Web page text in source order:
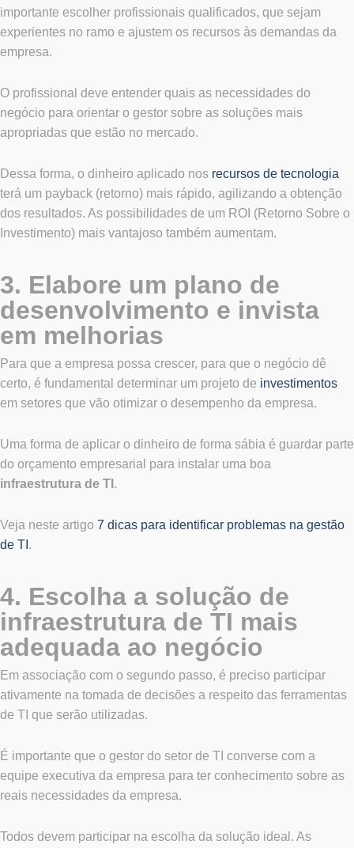
importante escolher profissionais qualificados, que sejam
experientes no ramo e ajustem os recursos às demandas da
empresa.
O profissional deve entender quais as necessidades do
negócio para orientar o gestor sobre as soluções mais
apropriadas que estão no mercado.
Dessa forma, o dinheiro aplicado nos recursos de tecnologia
terá um payback (retorno) mais rápido, agilizando a obtenção
dos resultados. As possibilidades de um ROI (Retorno Sobre o
Investimento) mais vantajoso também aumentam.
3. Elabore um plano de
desenvolvimento e invista
em melhorias
Para que a empresa possa crescer, para que o negócio dê
certo, é fundamental determinar um projeto de investimentos
em setores que vão otimizar o desempenho da empresa.
Uma forma de aplicar o dinheiro de forma sábia é guardar parte
do orçamento empresarial para instalar uma boa
infraestrutura de TI .
Veja neste artigo 7 dicas para identificar problemas na gestão
de TI .
4. Escolha a solução de
infraestrutura de TI mais
adequada ao negócio
Em associação com o segundo passo, é preciso participar
ativamente na tomada de decisões a respeito das ferramentas
de TI que serão utilizadas.
É importante que o gestor do setor de TI converse com a
equipe executiva da empresa para ter conhecimento sobre as
reais necessidades da empresa.
Todos devem participar na escolha da solução ideal. As